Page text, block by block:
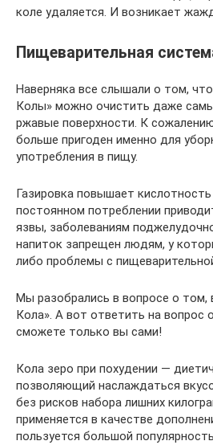
коле удаляется. И возникает
Пищеварительная
Наверняка все слышали о том,
Колы» можно очистить даже
ржавые поверхности. К
больше пригоден именно для
употребления в пищу.
Газировка повышает
постоянном потреблении
язвы, заболеваниям
напиток запрещен людям, у
либо проблемы с
Мы разобрались в вопросе о том,
Кола». А вот ответить на вопрос
сможете только вы сами!
Кола зеро при похудении —
позволяющий наслаждаться
без рисков набора лишних
применяется в качестве
пользуется большой